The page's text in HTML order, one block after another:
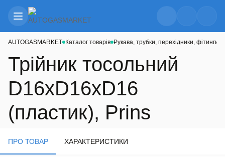
AUTOGASMARKET Каталог товарів Рукава, трубки, перехідники, фітинги
Трійник тосольний
D16хD16хD16
(пластик), Prins
ПРО ТОВАР ХАРАКТЕРИСТИКИ